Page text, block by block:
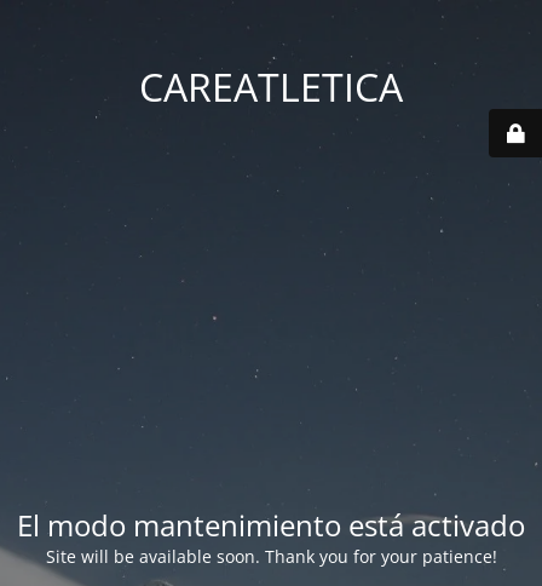
CAREATLETICA
El modo mantenimiento está activado
Site will be available soon. Thank you for your patience!